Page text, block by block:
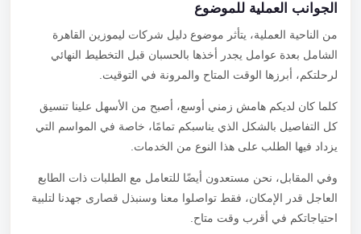
الجوانب العملية للموضوع
من الناحية العملية، يتأثر موضوع دليل شركات ليموزين القاهرة
الشامل بعدة عوامل يجدر أخذها بالحسبان قبل التخطيط النهائي
لرحلتكم، أبرزها الوقت المتاح والمرونة في التوقيت.
كلما كان لديكم هامش زمني أوسع، أصبح من الأسهل علينا تنسيق
كل التفاصيل بالشكل الذي يناسبكم تمامًا، خاصة في المواسم التي
يزداد فيها الطلب على هذا النوع من الخدمات.
وفي المقابل، نحن مستعدون أيضًا للتعامل مع الطلبات ذات الطابع
العاجل قدر الإمكان، فقط تواصلوا معنا وسنبذل قصارى جهدنا لتلبية
احتياجاتكم في أقرب وقت متاح.